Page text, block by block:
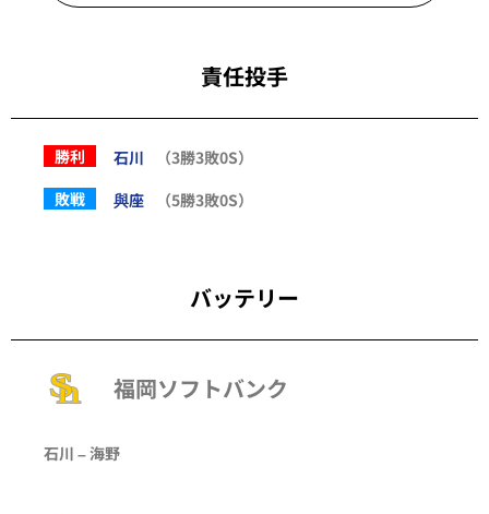
責任投手
勝利 石川
（3勝3敗0S）
敗戦
與座 （5勝3敗0S）
バッテリー
福岡ソフトバンク
石川 –海野